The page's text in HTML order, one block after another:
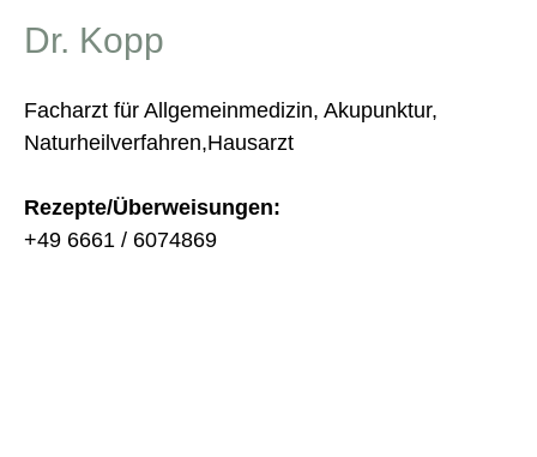
Dr. Kopp
Facharzt für Allgemeinmedizin, Akupunktur,
Naturheilverfahren,Hausarzt
Rezepte/Überweisungen:
+49 6661 / 6074869